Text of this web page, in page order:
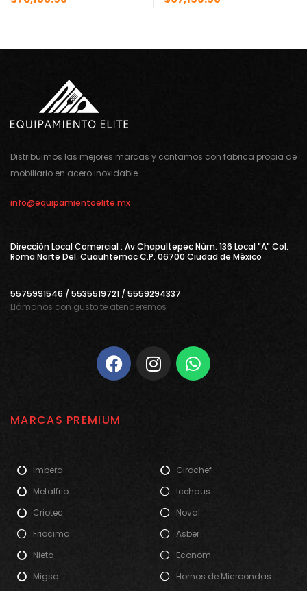
Distribuimos las mejores marcas y contamos con fabrica propia de
mobiliario en acero inoxidable.
info@equipamientoelite.mx
Direcciòn Local Comercial : Av Chapultepec Nùm. 136 Local "A" Col.
Roma Norte Del. Cuauhtemoc C.P. 06700 Ciudad de Mèxico
5575991546 / 5535519721 / 5559294337
Llámanos con gusto te atenderemos
MARCAS PREMIUM
Imbera
Metalfrio
Criotec
Friocima
Nieto
Migsa
Girochef
Icehaus
Noval
Asber
Econom
Hornos de Microondas